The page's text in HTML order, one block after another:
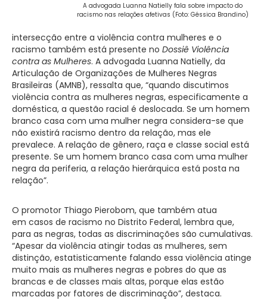
A advogada Luanna Natielly fala sobre impacto do
racismo nas relações afetivas (Foto: Géssica Brandino)
intersecção entre a violência contra mulheres e o
racismo também está presente no Dossiê Violência
contra as Mulheres. A advogada Luanna Natielly, da
Articulação de Organizações de Mulheres Negras
Brasileiras (AMNB), ressalta que, “quando discutimos
violência contra as mulheres negras, especificamente a
doméstica, a questão racial é deslocada. Se um homem
branco casa com uma mulher negra considera-se que
não existirá racismo dentro da relação, mas ele
prevalece. A relação de gênero, raça e classe social está
presente. Se um homem branco casa com uma mulher
negra da periferia, a relação hierárquica está posta na
relação”.
O promotor Thiago Pierobom, que também atua
em casos de racismo no Distrito Federal, lembra que,
para as negras, todas as discriminações são cumulativas.
“Apesar da violência atingir todas as mulheres, sem
distinção, estatisticamente falando essa violência atinge
muito mais as mulheres negras e pobres do que as
brancas e de classes mais altas, porque elas estão
marcadas por fatores de discriminação”, destaca.